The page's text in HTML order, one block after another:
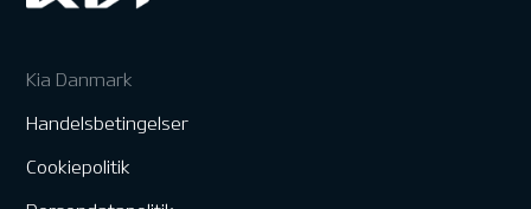
Kia Danmark
Handelsbetingelser
Cookiepolitik